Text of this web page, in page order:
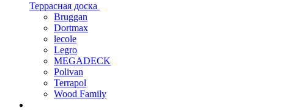
Террасная доска
Bruggan
Dortmax
lecole
Legro
MEGADECK
Polivan
Terrapol
Wood Family